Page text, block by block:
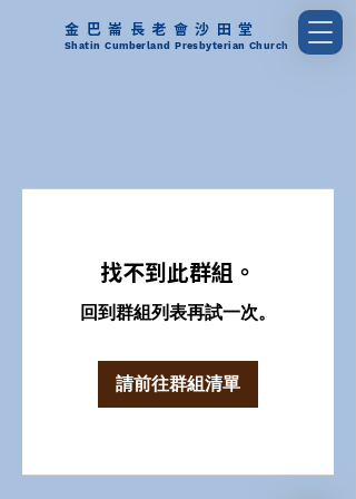
金巴崙長老會沙田堂
Shatin Cumberland Presbyterian Church
找不到此群組。
回到群組列表再試一次。
請前往群組清單